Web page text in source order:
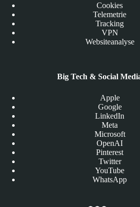
Cookies
Telemetrie
Tracking
VPN
Websiteanalyse
Big Tech & Social
Apple
Google
LinkedIn
Meta
Microsoft
OpenAI
Pinterest
Twitter
YouTube
WhatsApp